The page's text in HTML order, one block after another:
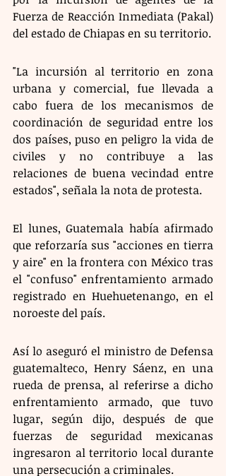
Fuerza de Reacción Inmediata (Pakal)
del estado de Chiapas en su territorio.
"La incursión al territorio en zona
urbana y comercial, fue llevada a
cabo fuera de los mecanismos de
coordinación de seguridad entre los
dos países, puso en peligro la vida de
civiles y no contribuye a las
relaciones de buena vecindad entre
estados", señala la nota de protesta.
El lunes, Guatemala había afirmado
que reforzaría sus "acciones en tierra
y aire" en la frontera con México tras
el "confuso" enfrentamiento armado
registrado en Huehuetenango, en el
noroeste del país.
Así lo aseguró el ministro de Defensa
guatemalteco, Henry Sáenz, en una
rueda de prensa, al referirse a dicho
enfrentamiento armado, que tuvo
lugar, según dijo, después de que
fuerzas de seguridad mexicanas
ingresaron al territorio local durante
una persecución a criminales.